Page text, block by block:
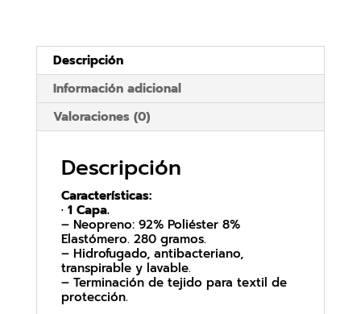
Descripción
Información adicional
Valoraciones (0)
Descripción
Características:
· 1 Capa.
– Neopreno: 92% Poliéster 8%
Elastómero. 280 gramos.
– Hidrofugado, antibacteriano,
transpirable y lavable.
– Terminación de tejido para textil de
protección.